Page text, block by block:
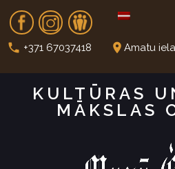
t
Fb In Dr
call +371 67037418 place Amatu
KULTŪRAS
MĀKSLAS